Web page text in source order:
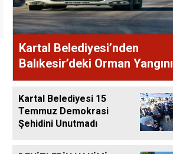
Kartal Belediyesi’nden
Balıkesir’deki Orman Yangını
Müdahalelerine Destek
Kartal Belediyesi 15
Temmuz Demokrasi
Şehidini Unutmadı